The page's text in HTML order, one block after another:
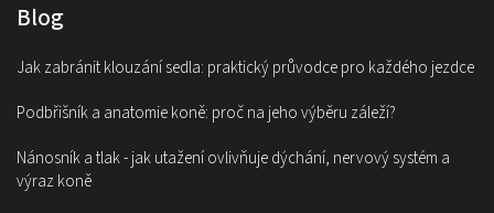
Blog
Jak zabránit klouzání sedla: praktický průvodce pro každého jezdce
Podbřišník a anatomie koně: proč na jeho výběru záleží?
Nánosník a tlak - jak utažení ovlivňuje dýchání, nervový systém a
výraz koně